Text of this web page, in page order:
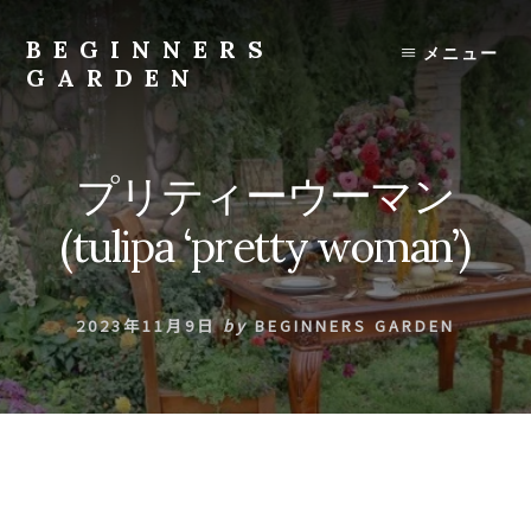
content
BEGINNERS
GARDEN
植
物
の
種
類
や
育
て
方
の
紹
介
メニュー
プリティーウーマン
(tulipa ‘pretty woman’)
2023年11月9日 by BEGINNERS GARDEN